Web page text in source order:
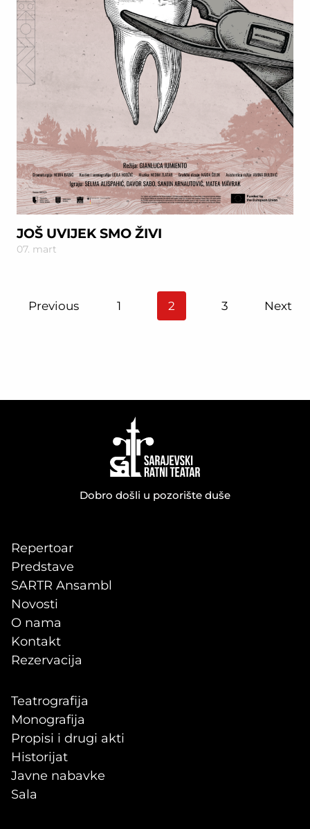
JOŠ UVIJEK SMO ŽIVI
07. mart
Posts
Previous 1 2 3 Next
Dobro došli u pozorište duše
Repertoar
Predstave
SARTR Ansambl
Novosti
O nama
Kontakt
Rezervacija
Teatrografija
Monografija
Propisi i drugi akti
Historijat
Javne nabavke
Sala